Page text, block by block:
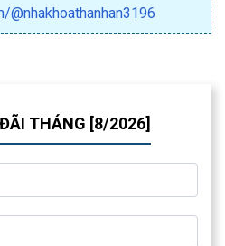
@nhakhoathanhan3196
THÁNG [8/2026]